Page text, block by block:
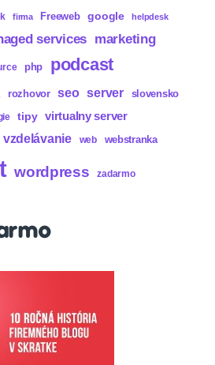
firma Freeweb google helpdesk
services marketing
php podcast
rozhovor seo server slovensko
tipy virtualny server
vzdelávanie web webstranka
wordpress zadarmo